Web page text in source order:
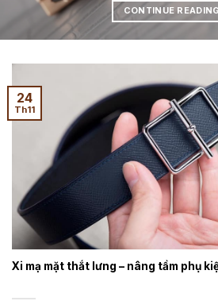
CONTINUE READING
Xi mạ mặt thắt lưng – nâng tầm phụ
24
Th11